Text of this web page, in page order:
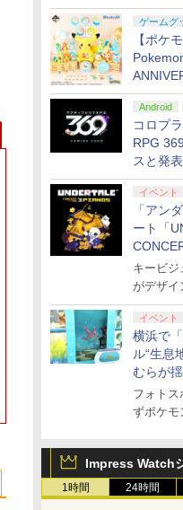
業
ゲームグ
【ポケ
販決定
ぬいぐ
Android
コロプ
RPG
スと発
四半期
イベント
「アン
ート「
のチケ
キービジ
がデザイ
イベント
横浜で
ル“生息
むらが
登場！
フォト
ずポケモ
Impress Watch
1時間 24時間
【特典】デジモンスト
ーリー タイムストレン
ジャー Switch2版(【早
期購入封入特典】プレ
ぽこ あ ポケモ
￥7,880
アストロボット
[メール便OK]
【PS5】コン
ション シミュ
ゴールドエデ
￥5,640
[Switch 2] ぽこ あ ポケモン エキス
【楽天ブックス限定先
着特典+先着特典】新劇
場版銀魂 -吉原大炎上
ー (完全生産限定版)
【楽天ブック
送BOX】【楽
ス限定先着特
典】劇場版「
窩座再来(完
版)【Blu-ray
￥11,000